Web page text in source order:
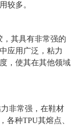
较多。
，其具有非常强的
应用广泛，粘力
，使其在其他领域
非常强，在鞋材
各种TPU其熔点、